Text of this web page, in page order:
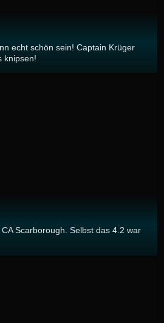
echt schön sein! Captain Krüger
knipsen!
Scarborough. Selbst das 4.2 war